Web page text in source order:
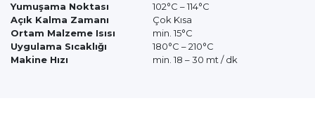
Yumuşama Noktası
102°C – 114°C
Açık Kalma Zamanı
Çok Kısa
Ortam Malzeme Isısı
min. 15°C
Uygulama Sıcaklığı
180°C – 210°C
Makine Hızı
min. 18 – 30 mt / dk